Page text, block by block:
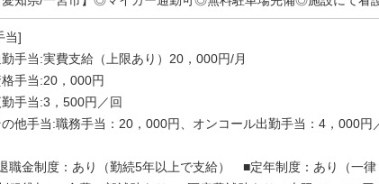
当]
手当:実費支給（上限あり）20，000円/月
格手当:20，000円
手当:3，500円／回
の他手当:職務手当：20，000円、オンコール出勤手当：4，000円
職金制度：あり（勤続5年以上で支給） ■定年制度：あり（一